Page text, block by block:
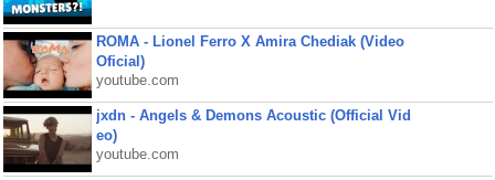
ROMA - Lionel Ferro X Amira Chediak (Video
Oficial)
youtube.com
jxdn - Angels & Demons Acoustic (Official Vid
eo)
youtube.com